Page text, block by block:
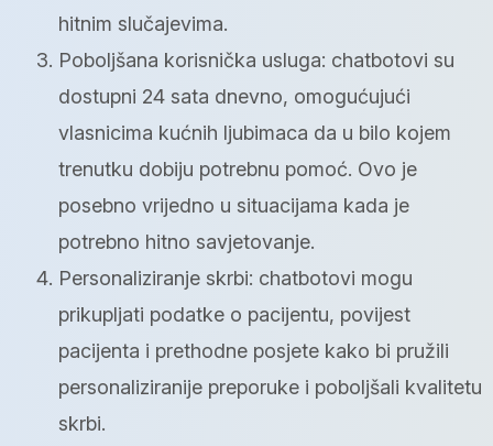
hitnim slučajevima.
Poboljšana korisnička usluga: chatbotovi su
dostupni 24 sata dnevno, omogućujući
vlasnicima kućnih ljubimaca da u bilo kojem
trenutku dobiju potrebnu pomoć. Ovo je
posebno vrijedno u situacijama kada je
potrebno hitno savjetovanje.
Personaliziranje skrbi: chatbotovi mogu
prikupljati podatke o pacijentu, povijest
pacijenta i prethodne posjete kako bi pružili
personaliziranije preporuke i poboljšali kvalitetu
skrbi.